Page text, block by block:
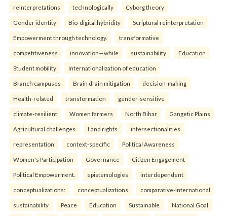
reinterpreta⁠tions tec⁠hnologically Cyborg theory
Gender identity Bio-digital hybridity Scriptural reinterpretation
Empowerment through technology. transformative
competitiveness innovation—while sustainability Education
Student mobility Internationalization of education
Branch campuses Brain drain mitigation decision-making
Health-related transformation gender-sensitive
climate-resilient Women farmers North Bihar Gangetic Plains
Agricultural challenges Land rights. intersectionalities
representation context-specific Political Awareness
Women's Participation Governance Citizen Engagement
Political Empowerment. epistemologies interdependent
conceptualizations: conceptualizations comparative-international
sustainability Peace Education Sustainable National Goal